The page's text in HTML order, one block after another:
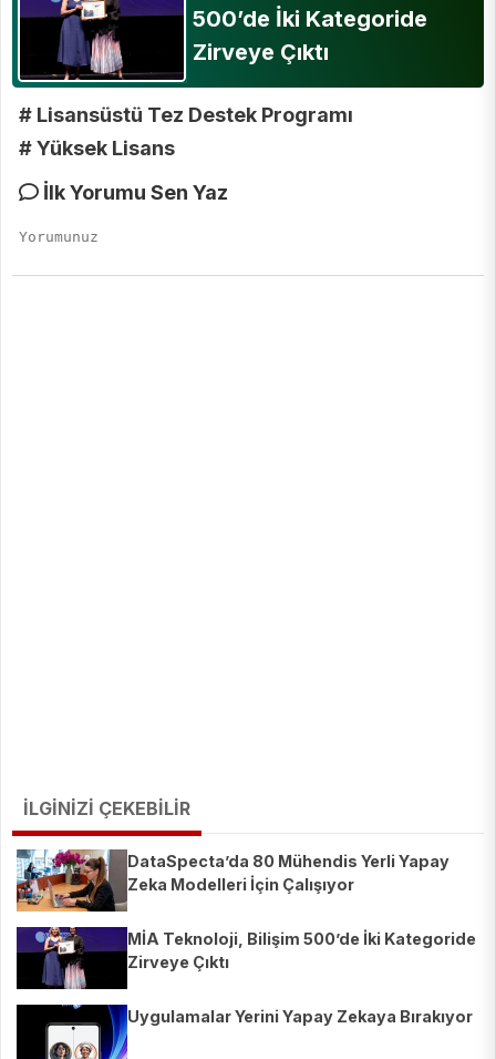
500’de İki Kategoride
Zirveye Çıktı
# Lisansüstü Tez Destek Programı
# Yüksek Lisans
İlk Yorumu Sen Yaz
İLGİNİZİ ÇEKEBİLİR
DataSpecta’da 80 Mühendis Yerli Yapay
Zeka Modelleri İçin Çalışıyor
MİA Teknoloji, Bilişim 500’de İki Kategoride
Zirveye Çıktı
Uygulamalar Yerini Yapay Zekaya Bırakıyor